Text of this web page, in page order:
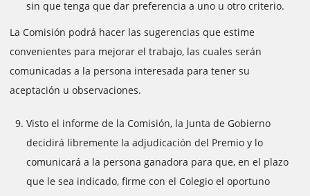
sin que tenga que dar preferencia a uno u otro criterio.
La Comisión podrá hacer las sugerencias que estime
convenientes para mejorar el trabajo, las cuales serán
comunicadas a la persona interesada para tener su
aceptación u observaciones.
Visto el informe de la Comisión, la Junta de Gobierno
decidirá libremente la adjudicación del Premio y lo
comunicará a la persona ganadora para que, en el plazo
que le sea indicado, firme con el Colegio el oportuno